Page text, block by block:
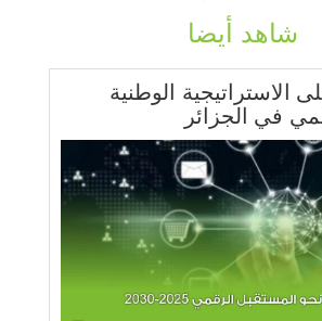
شاهد أيضا
الاستراتيجية الوطنية
في الجزائر